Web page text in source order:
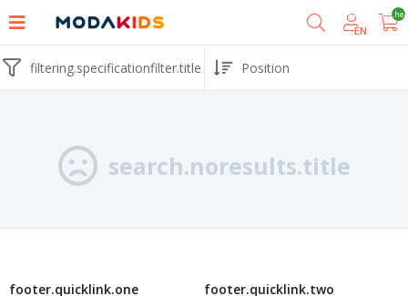
EN
filtering.specificationfilter.title
search.noresults.title
footer.quicklink.one footer.quicklink.two